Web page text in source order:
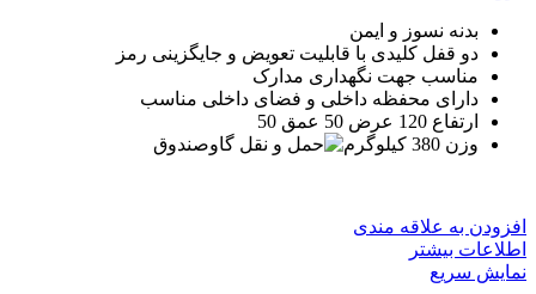
بدنه نسوز و ایمن
دو قفل کلیدی با قابلیت تعویض و جایگزینی رمز
مناسب جهت نگهداری مدارک
دارای محفظه داخلی و فضای داخلی مناسب
ارتفاع 120 عرض 50 عمق 50
وزن 380 کیلوگرم
افزودن به علاقه مندی
اطلاعات بیشتر
نمایش سریع